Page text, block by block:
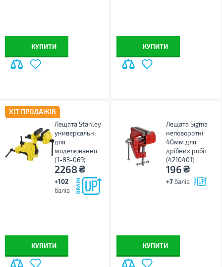
КУПИТИ КУПИТИ
ХІТ ПРОДАЖІВ
Лещата Stanley
универсальні
для
моделювання
(1-83-069)
2268₴
+102
балів
КУПИТИ
Лещата Sigma
неповоротні
40мм для
дрібних робіт
(4210401)
196₴
+7 балів
КУПИТИ